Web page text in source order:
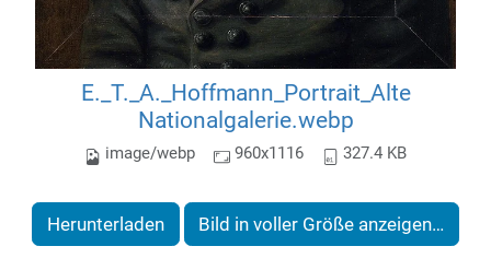
E._T._A._Hoffmann_Portrait_Alte
Nationalgalerie.webp
image/webp 960x1116 327.4 KB
Herunterladen Bild in voller Größe anzeigen…